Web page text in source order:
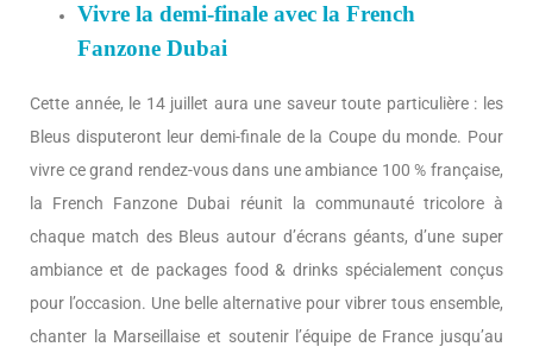
Vivre la demi-finale avec la French
Fanzone Dubai
Cette année, le 14 juillet aura une saveur toute particulière : les
Bleus disputeront leur demi-finale de la Coupe du monde. Pour
vivre ce grand rendez-vous dans une ambiance 100 % française,
la French Fanzone Dubai réunit la communauté tricolore à
chaque match des Bleus autour d’écrans géants, d’une super
ambiance et de packages food & drinks spécialement conçus
pour l’occasion. Une belle alternative pour vibrer tous ensemble,
chanter la Marseillaise et soutenir l’équipe de France jusqu’au